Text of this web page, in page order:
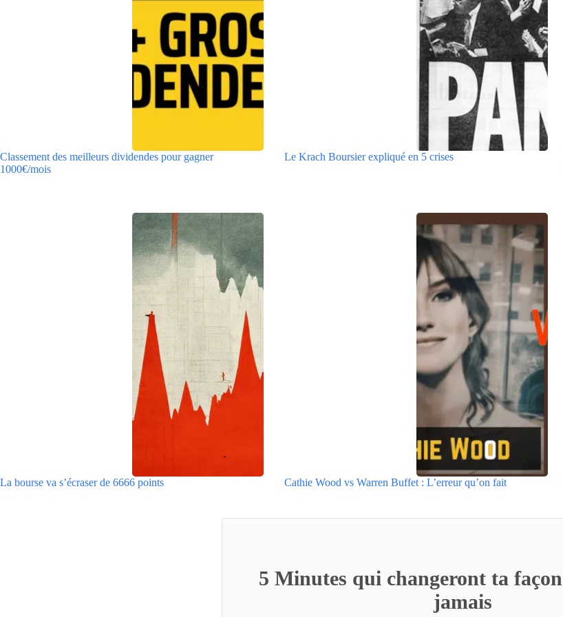
Classement des meilleurs dividendes pour gagner
1000€/mois
Le Krach Boursier expliqué en 5 crises
La bourse va s’écraser de 6666 points Cathie Wood vs Warren Buffet : L’erreur qu’on fait
5 Minutes qui changeront ta
jamais